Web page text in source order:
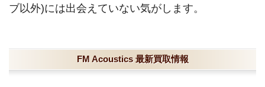
ブ以外)には出会えていない気がします。
FM Acoustics 最新買取情報